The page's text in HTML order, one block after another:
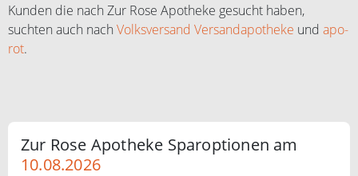
Kunden die nach Zur Rose Apotheke gesucht haben,
suchten auch nach Volksversand Versandapotheke und apo-
rot.
Zur Rose Apotheke Sparoptionen am
10.08.2026